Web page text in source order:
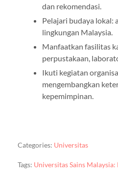
dan rekomendasi.
Pelajari budaya lokal:
lingkungan Malaysia.
Manfaatkan fasilitas
perpustakaan,
Ikuti kegiatan
mengembangkan
kepemimpinan.
Categories: Universitas
Tags: Universitas Sains